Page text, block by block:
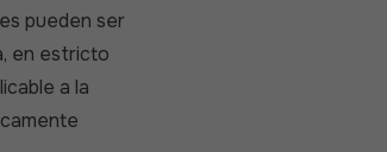
pueden ser
en estricto
a la